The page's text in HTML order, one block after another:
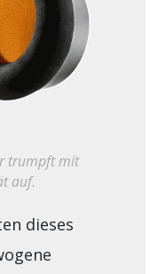
trumpft mit
auf.
dieses